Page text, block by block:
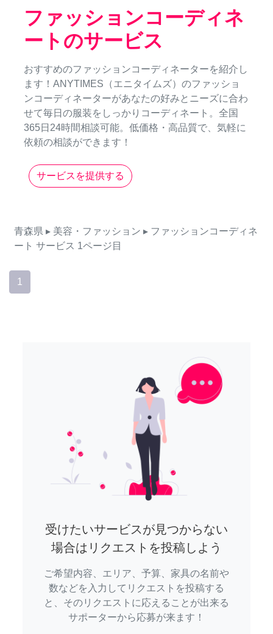
ファッションコーディネ
ートのサービス
おすすめのファッションコーディネーターを紹介し
ます！ANYTIMES（エニタイムズ）のファッショ
ンコーディネーターがあなたの好みとニーズに合わ
せて毎日の服装をしっかりコーディネート。全国
365日24時間相談可能。低価格・高品質で、気軽に
依頼の相談ができます！
サービスを提供する
青森県 ▸ 美容・ファッション ▸ ファッションコーディネ
ート サービス 1ページ目
1
受けたいサービスが見つからない
場合はリクエストを投稿しよう
ご希望内容、エリア、予算、家具の名前や
数などを入力してリクエストを投稿する
と、そのリクエストに応えることが出来る
サポーターから応募が来ます！